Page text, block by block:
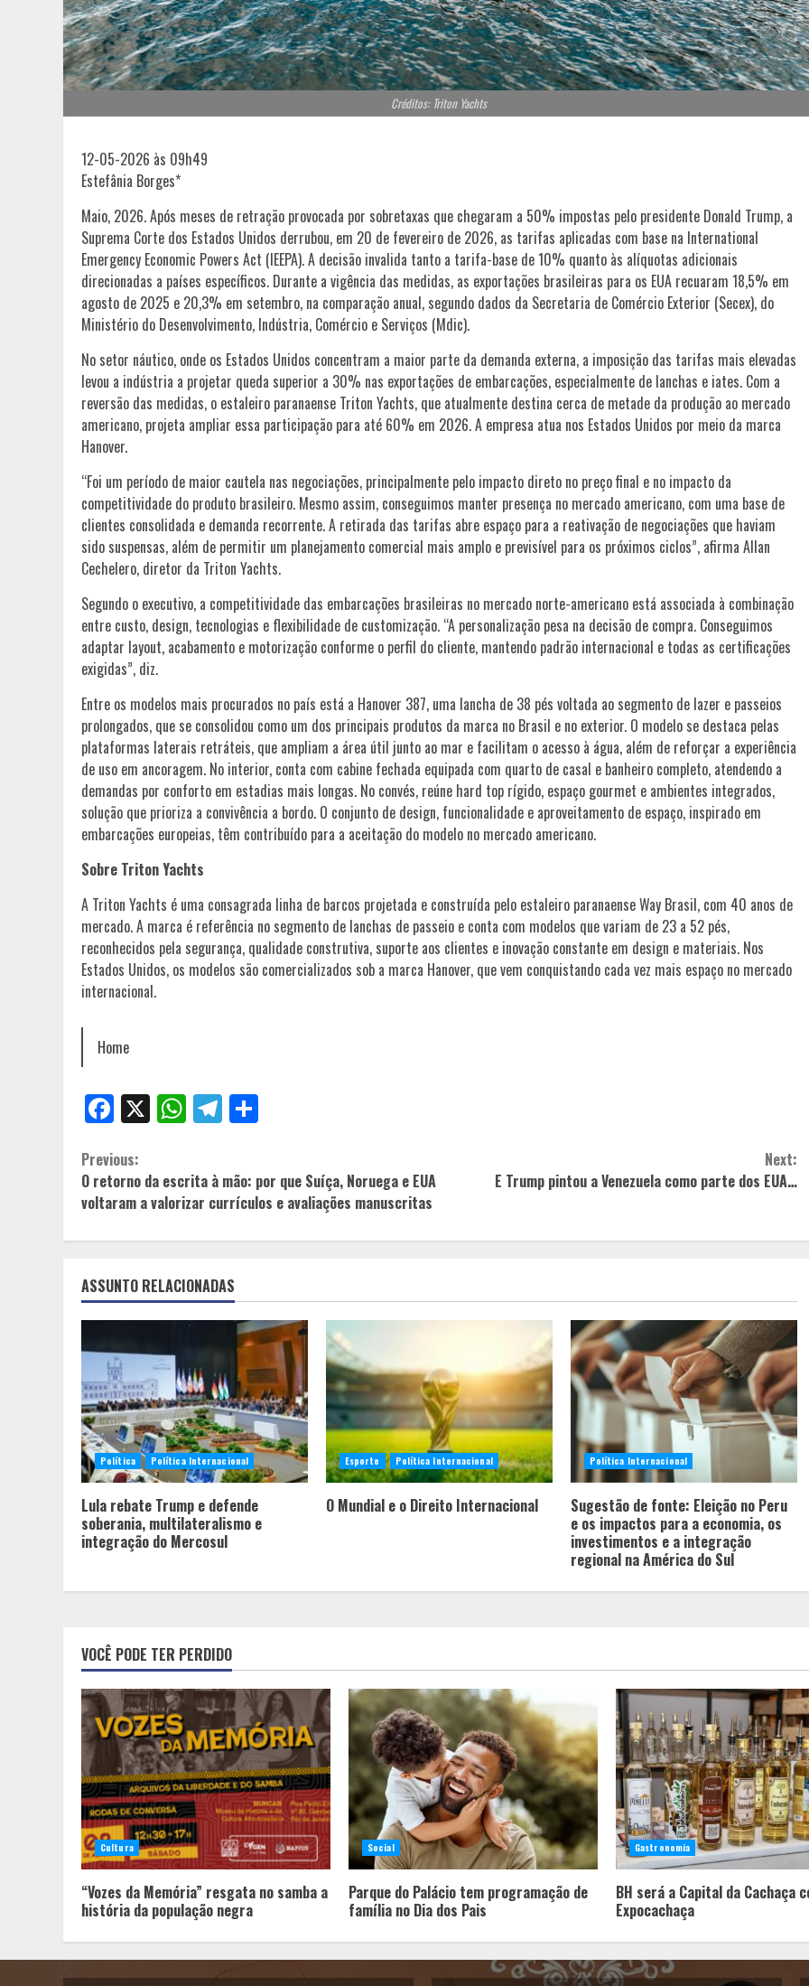
Créditos: Triton Yachts
12-05-2026 às 09h49
Estefânia Borges*
Maio, 2026. Após meses de retração provocada por sobretaxas que chegaram a 50% impostas pelo presidente Donald Trump, a
Suprema Corte dos Estados Unidos derrubou, em 20 de fevereiro de 2026, as tarifas aplicadas com base na International
Emergency Economic Powers Act (IEEPA). A decisão invalida tanto a tarifa-base de 10% quanto às alíquotas adicionais
direcionadas a países específicos. Durante a vigência das medidas, as exportações brasileiras para os EUA recuaram 18,5% em
agosto de 2025 e 20,3% em setembro, na comparação anual, segundo dados da Secretaria de Comércio Exterior (Secex), do
Ministério do Desenvolvimento, Indústria, Comércio e Serviços (Mdic).
No setor náutico, onde os Estados Unidos concentram a maior parte da demanda externa, a imposição das tarifas mais elevadas
levou a indústria a projetar queda superior a 30% nas exportações de embarcações, especialmente de lanchas e iates. Com a
reversão das medidas, o estaleiro paranaense Triton Yachts, que atualmente destina cerca de metade da produção ao mercado
americano, projeta ampliar essa participação para até 60% em 2026. A empresa atua nos Estados Unidos por meio da marca
Hanover.
“Foi um período de maior cautela nas negociações, principalmente pelo impacto direto no preço final e no impacto da
competitividade do produto brasileiro. Mesmo assim, conseguimos manter presença no mercado americano, com uma base de
clientes consolidada e demanda recorrente. A retirada das tarifas abre espaço para a reativação de negociações que haviam
sido suspensas, além de permitir um planejamento comercial mais amplo e previsível para os próximos ciclos”, afirma Allan
Cechelero, diretor da Triton Yachts.
Segundo o executivo, a competitividade das embarcações brasileiras no mercado norte-americano está associada à combinação
entre custo, design, tecnologias e flexibilidade de customização. “A personalização pesa na decisão de compra. Conseguimos
adaptar layout, acabamento e motorização conforme o perfil do cliente, mantendo padrão internacional e todas as certificações
exigidas”, diz.
Entre os modelos mais procurados no país está a Hanover 387, uma lancha de 38 pés voltada ao segmento de lazer e passeios
prolongados, que se consolidou como um dos principais produtos da marca no Brasil e no exterior. O modelo se destaca pelas
plataformas laterais retráteis, que ampliam a área útil junto ao mar e facilitam o acesso à água, além de reforçar a experiência
de uso em ancoragem. No interior, conta com cabine fechada equipada com quarto de casal e banheiro completo, atendendo a
demandas por conforto em estadias mais longas. No convés, reúne hard top rígido, espaço gourmet e ambientes integrados,
solução que prioriza a convivência a bordo. O conjunto de design, funcionalidade e aproveitamento de espaço, inspirado em
embarcações europeias, têm contribuído para a aceitação do modelo no mercado americano.
Sobre Triton Yachts
A Triton Yachts é uma consagrada linha de barcos projetada e construída pelo estaleiro paranaense Way Brasil, com 40 anos de
mercado. A marca é referência no segmento de lanchas de passeio e conta com modelos que variam de 23 a 52 pés,
reconhecidos pela segurança, qualidade construtiva, suporte aos clientes e inovação constante em design e materiais. Nos
Estados Unidos, os modelos são comercializados sob a marca Hanover, que vem conquistando cada vez mais espaço no mercado
internacional.
Home
Facebook
X WhatsApp
Telegram
Continue
Reading
Previous:
O retorno da escrita à mão: por que Suíça, Noruega e EUA
voltaram a valorizar currículos e avaliações manuscritas
Next:
E Trump pintou a Venezuela como parte dos EUA…
ASSUNTO RELACIONADAS
Política Política Internacional
Lula rebate Trump e defende
soberania, multilateralismo e
integração do Mercosul
Esporte Política Internacional
O Mundial e o Direito Internacional
Política Internacional
Sugestão de fonte: Eleição no Peru
e os impactos para a economia, os
investimentos e a integração
regional na América do Sul
VOCÊ PODE TER PERDIDO
Cultura
“Vozes da Memória” resgata no samba a
história da população negra
Social
Parque do Palácio tem programação de
família no Dia dos Pais
Gastronomia
BH será a Capital da Cachaça
Expocachaça